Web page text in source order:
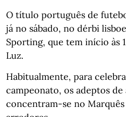
O título português de
já no sábado, no dérbi
Sporting, que tem início às
Luz.
Habitualmente, para
campeonato, os adeptos de
concentram-se no Marquês